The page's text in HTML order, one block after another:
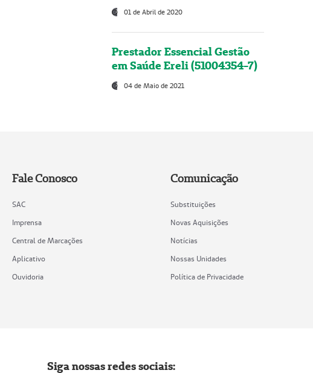
01 de Abril de 2020
Prestador Essencial Gestão
em Saúde Ereli (51004354-7)
04 de Maio de 2021
Fale Conosco
SAC
Imprensa
Central de Marcações
Aplicativo
Ouvidoria
Comunicação
Substituições
Novas Aquisições
Notícias
Nossas Unidades
Política de Privacidade
Siga nossas redes sociais: